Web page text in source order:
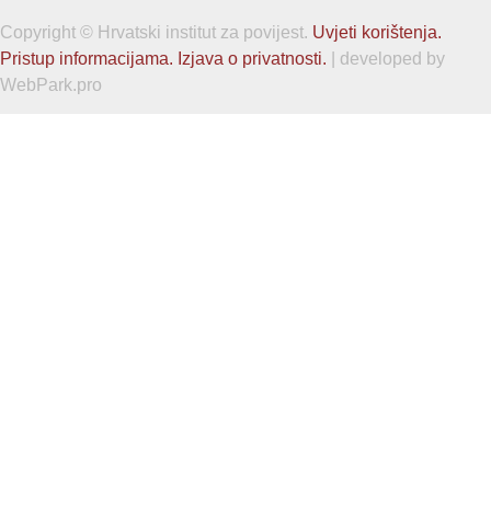
Copyright © Hrvatski institut za povijest. Uvjeti korištenja.
Pristup informacijama. Izjava o privatnosti. | developed by
WebPark.pro